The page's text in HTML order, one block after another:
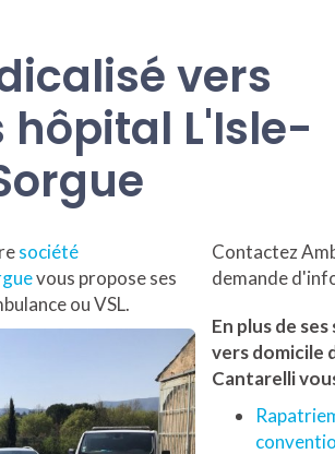
vers
L'Isle-
société
vous propose ses
ou VSL.
Contactez
demande
En plus de ses
vers domicile
Cantarelli